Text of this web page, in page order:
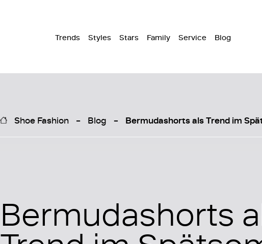
Trends Styles Stars Family Service Blog
Shoe Fashion Blog Bermudashorts als Trend im
Bermudashorts